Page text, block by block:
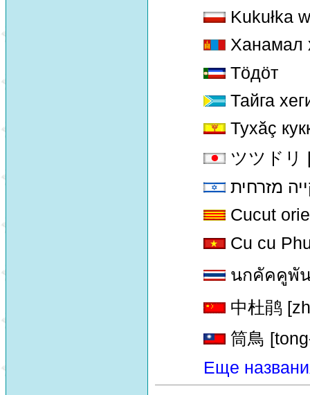
Kukułka
Ханамал
Тöдöт
Тайга
Тухăç
ツツドリ
מזרחית
Cucut
Cu cu
นกคัคคูพั
中杜鹃
筒鳥
Еще